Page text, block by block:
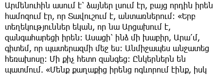
Արմենուհին ասում է՝ ձայներ լսում էր, բայց որդին իրեն
համոզում էր, որ Տավուշում է, անտառներում։ «Երբ
տեղեկություններ եկան, որ նա Արցախում է,
զանգահարեցի իրեն։ Ասացի՝ ինձ մի խաբիր, Արա՛մ,
գիտեմ, որ պատերազմի մեջ ես։ Անմիջապես անջատեց
հեռախոսը։ Մի քիչ հետո զանգեց։ Ընկերներն են
պատմում. «Մենք քաղաքից իրենց ոգևորում էինք, իսկ